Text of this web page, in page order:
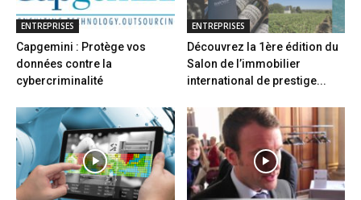
ENTREPRISES
Capgemini : Protège vos
données contre la
cybercriminalité
ENTREPRISES
Découvrez la 1ère édition du
Salon de l’immobilier
international de prestige...